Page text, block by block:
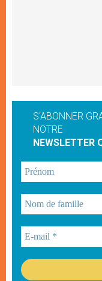
S'ABONNER
NOTRE
NEWSLETTER